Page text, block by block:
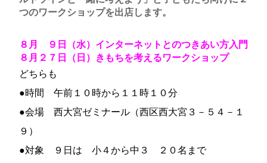
つのワークショップを出店します。
８月 ９日（水）インターネットとのつきあい方入門
８月２７日（日）きもちを考えるワークショップ
どちらも
●時間 午前１０時から１１時１０分
●会場 西大宮ゼミナール（西区西大宮３－５４－１
９）
●対象 ９日は 小４から中３ ２０名まで